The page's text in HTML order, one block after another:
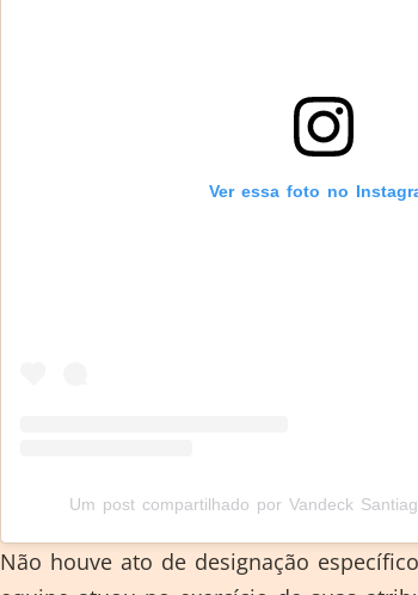
Ver essa foto no
Um post compartilhado por Vandeck
Não houve ato de designação